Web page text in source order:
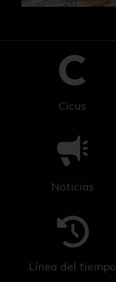
Cicus
Noticias
Línea del tiempo